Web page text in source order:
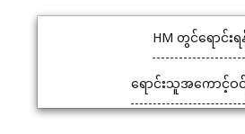
HM တွင်ရောင်း
ရောင်းသူအကောင့်ဝင်